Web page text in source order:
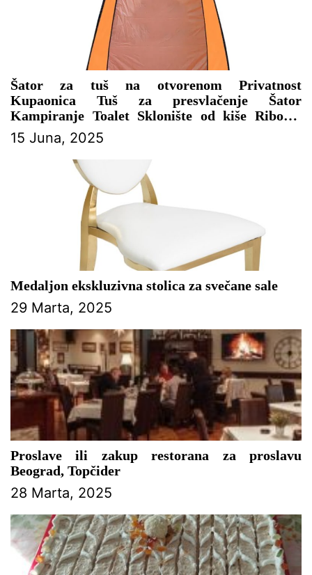
Šator za tuš na otvorenom Privatnost
Kupaonica Tuš za presvlačenje Šator
Kampiranje Toalet Sklonište od kiše Ribolov
Kampiranje Planinarenje Plaža – ŠATOR ZA
PROSLAVE
15 Juna, 2025
Medaljon ekskluzivna stolica za svečane sale
29 Marta, 2025
Proslave ili zakup restorana za proslavu
Beograd, Topčider
28 Marta, 2025